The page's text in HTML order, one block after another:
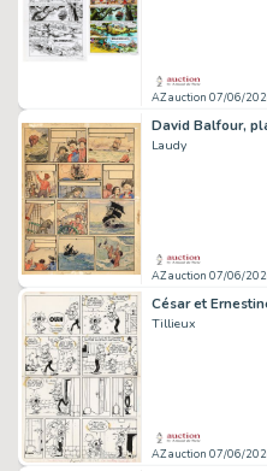
AZ auction 07/06/
Laudy
AZ auction 07/06/
César et
Tillieux
AZ auction 07/06/